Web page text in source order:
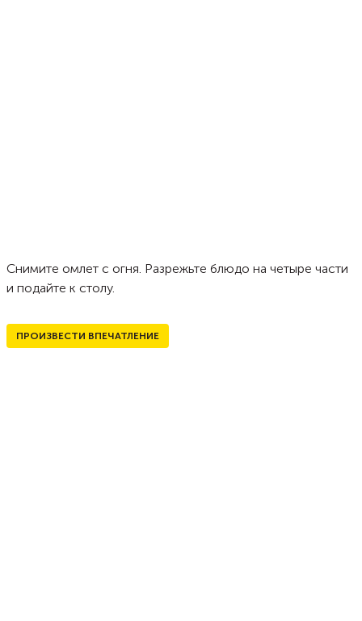
Снимите омлет с огня. Разрежьте блюдо на четыре части
и подайте к столу.
ПРОИЗВЕСТИ ВПЕЧАТЛЕНИЕ